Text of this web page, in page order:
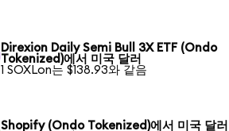
Direxion Daily Semi Bull 3X ETF (Ondo
Tokenized)에서 미국 달러
1 SOXLon는 $138.93와 같음
Shopify (Ondo Tokenized)에서 미국 달러